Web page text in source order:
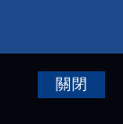
關閉